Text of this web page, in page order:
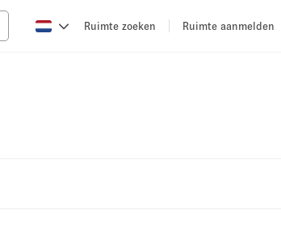
Ruimte zoeken Ruimte aanmelden